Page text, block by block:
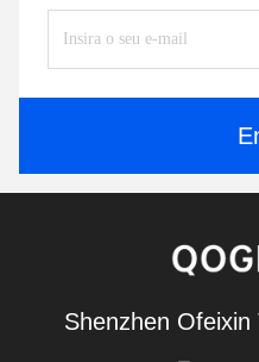
Shenzhen Ofeixin